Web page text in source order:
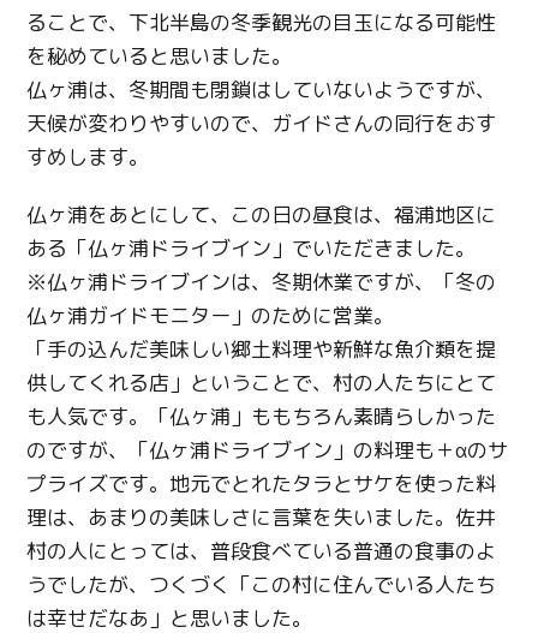
ることで、下北半島の冬季観光の目玉になる可能性
を秘めていると思いました。
仏ヶ浦は、冬期間も閉鎖はしていないようですが、
天候が変わりやすいので、ガイドさんの同行をおす
すめします。
仏ヶ浦をあとにして、この日の昼食は、福浦地区に
ある「仏ヶ浦ドライブイン」でいただきました。
※仏ヶ浦ドライブインは、冬期休業ですが、「冬の
仏ヶ浦ガイドモニター」のために営業。
「手の込んだ美味しい郷土料理や新鮮な魚介類を提
供してくれる店」ということで、村の人たちにとて
も人気です。「仏ヶ浦」ももちろん素晴らしかった
のですが、「仏ヶ浦ドライブイン」の料理も＋αのサ
プライズです。地元でとれたタラとサケを使った料
理は、あまりの美味しさに言葉を失いました。佐井
村の人にとっては、普段食べている普通の食事のよ
うでしたが、つくづく「この村に住んでいる人たち
は幸せだなあ」と思いました。
Twitter
Facebook
Line